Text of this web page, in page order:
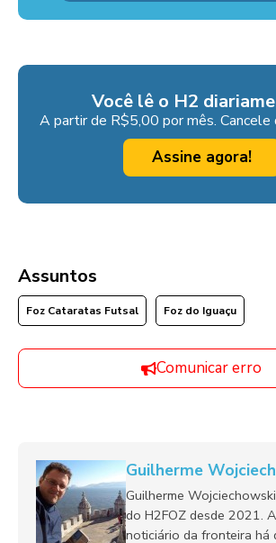
Você lê o H2
A partir de R$5,00 por mês. Cancele
Assine agora!
Assuntos
Foz Cataratas Futsal Foz do Iguaçu
Comunicar erro
Guilherme
Guilherme
do H2FOZ desde 2021.
noticiário da fronteira há